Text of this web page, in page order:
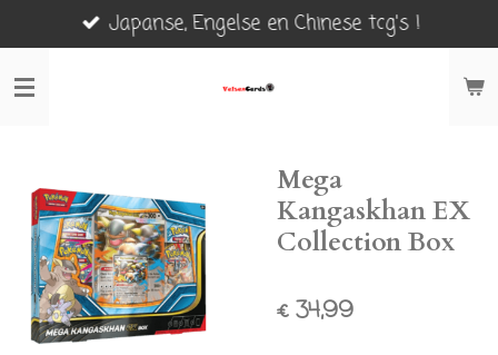
direct
naar
Japanse, Engelse en Chinese tcg's !
Mega
Kangaskhan EX
Collection Box
€ 34,99